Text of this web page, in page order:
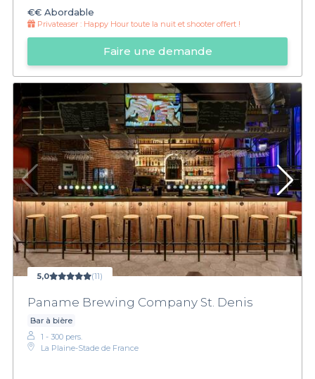
€€ Abordable
Privateaser : Happy Hour toute la nuit et shooter offert !
Faire une demande
5,0 (11)
Paname Brewing Company St. Denis
Bar à bière
1 - 300 pers.
La Plaine-Stade de France